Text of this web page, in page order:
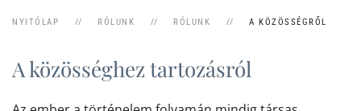
NYITÓLAP RÓLUNK RÓLUNK A KÖZÖSSÉGRŐL
A közösséghez tartozásról